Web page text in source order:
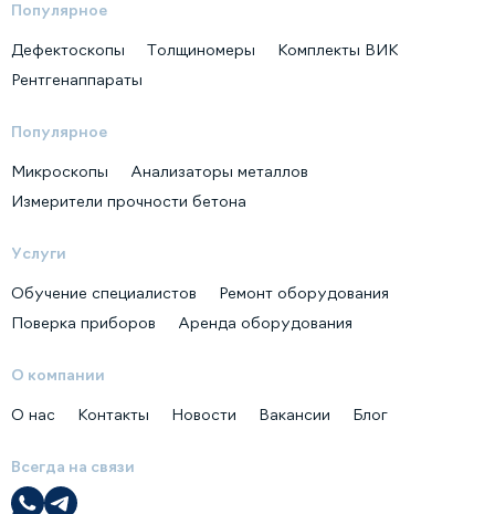
Популярное
Дефектоскопы Толщиномеры
Комплекты ВИК
Рентгенаппараты
Популярное
Микроскопы
Анализаторы металлов
Измерители прочности бетона
Услуги
Обучение специалистов
Ремонт оборудования
Поверка приборов
Аренда оборудования
О компании
О нас Контакты Новости Вакансии Блог
Всегда на связи